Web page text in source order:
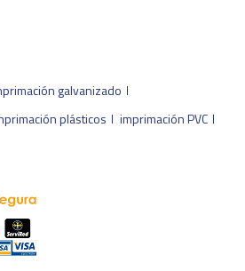
galvanizado
plásticos
imprimación PVC